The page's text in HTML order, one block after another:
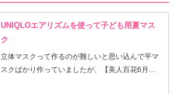
UNIQLOエアリズムを使って子ども用夏マス
ク
立体マスクって作るのが難しいと思い込んで平マ
スクばかり作っていましたが、【美人百花6月